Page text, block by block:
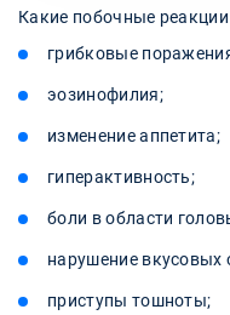
Какие побочные
грибковые
эозинофилия;
изменение аппетита;
гиперактивность;
боли в области
нарушение
приступы тошноты;